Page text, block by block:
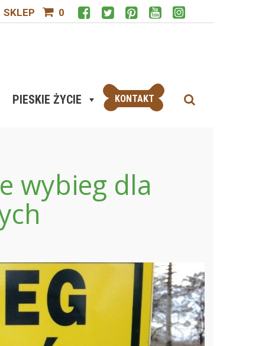
SKLEP 0
PIESKIE ŻYCIE KONTAKT
wybieg dla